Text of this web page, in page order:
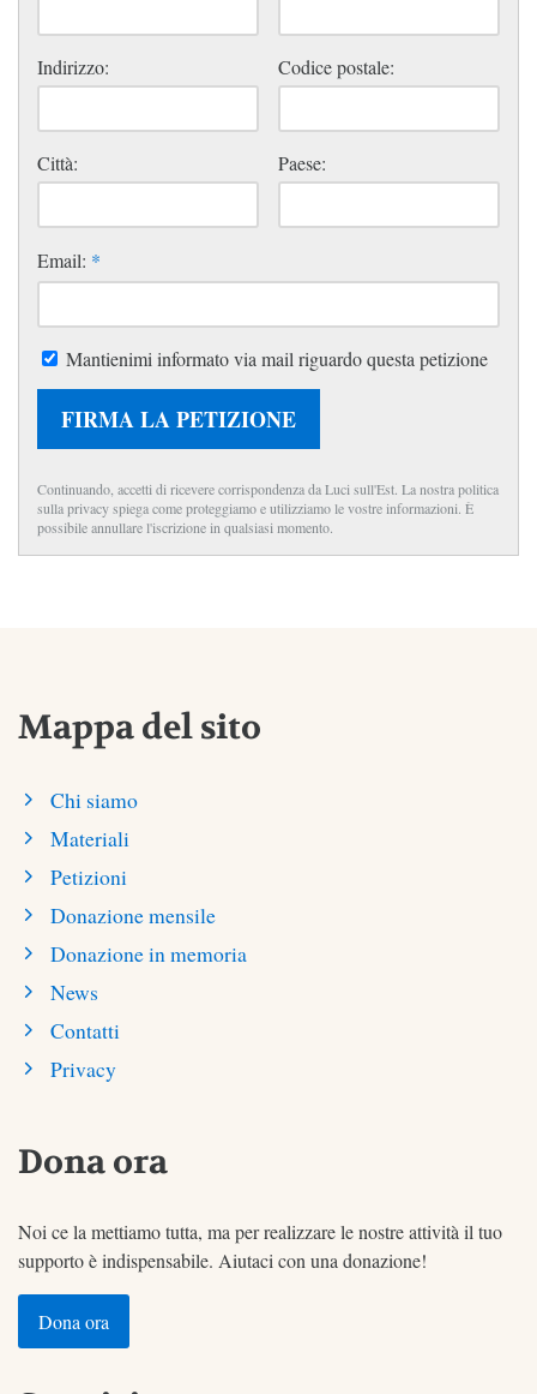
Indirizzo: Codice postale:
Città: Paese:
Email: *
Mantienimi informato via mail riguardo questa petizione
FIRMA LA PETIZIONE
Continuando, accetti di ricevere corrispondenza da Luci sull'Est. La nostra politica
sulla privacy spiega come proteggiamo e utilizziamo le vostre informazioni. È
possibile annullare l'iscrizione in qualsiasi momento.
Mappa del sito
Chi siamo
Materiali
Petizioni
Donazione mensile
Donazione in memoria
News
Contatti
Privacy
Dona ora
Noi ce la mettiamo tutta, ma per realizzare le nostre attività il tuo
supporto è indispensabile. Aiutaci con una donazione!
Dona ora